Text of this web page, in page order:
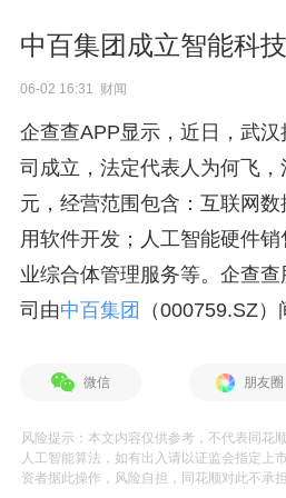
中百集团成立智能科
06-02 16:31 财闻
企查查APP显示，近日，武
司成立，法定代表人为何飞
元，经营范围包含：互联网
用软件开发；人工智能硬件
业综合体管理服务等。企查
司由中百集团 （000759.SZ）
微信 朋友圈
风险提示：本文内容仅供参考，不代表同花
人工智能算法，如有出入请以证监会指定上
资者据此操作，风险自担，同花顺对此不承